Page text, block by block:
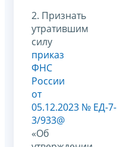
2. Признать
утратившим
силу
приказ
ФНС
России
от
05.12.2023 № ЕД-7-
3/933@
«Об